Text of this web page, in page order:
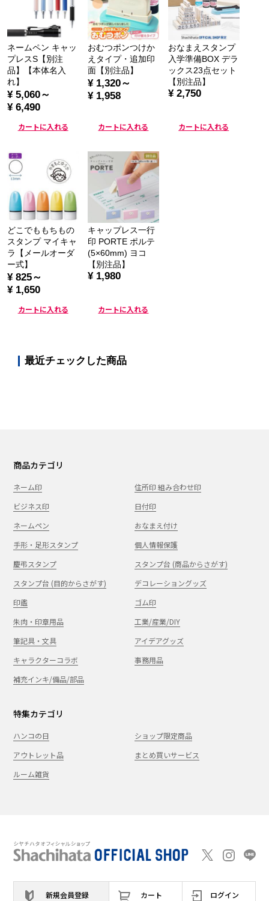
ネームペン キャッ
プレスS【別注
品】【本体名入
れ】
¥ 5,060～
¥ 6,490
カートに入れる
おむつポンつけか
えタイプ・追加印
面【別注品】
¥ 1,320～
¥ 1,958
カートに入れる
おなまえスタンプ
入学準備BOX デラ
ックス23点セット
【別注品】
¥ 2,750
カートに入れる
どこでももちもの
スタンプ マイキャ
ラ【メールオーダ
ー式】
¥ 825～
¥ 1,650
カートに入れる
キャップレス一行
印 PORTE ポルテ
(5×60mm) ヨコ
【別注品】
¥ 1,980
カートに入れる
最近チェックした商品
商品カテゴリ
ネーム印
住所印 組み合わせ印
ビジネス印
日付印
ネームペン
おなまえ付け
手形・足形スタンプ
個人情報保護
慶弔スタンプ
スタンプ台 (商品からさがす)
スタンプ台 (目的からさがす)
デコレーショングッズ
印鑑
ゴム印
朱肉・印章用品
工業/産業/DIY
筆記具・文具
アイデアグッズ
キャラクターコラボ
事務用品
補充インキ/備品/部品
特集カテゴリ
ハンコの日
ショップ限定商品
アウトレット品
まとめ買いサービス
ルーム雑貨
新規会員登録 カート ログイン